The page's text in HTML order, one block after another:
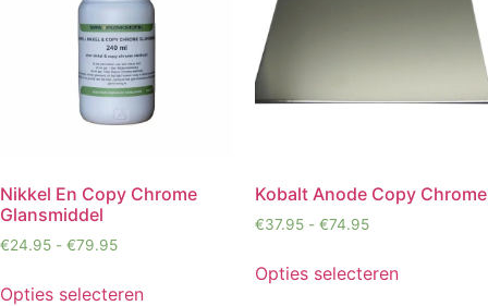
Nikkel En Copy Chrome
Glansmiddel
€24.95 - €79.95
Opties selecteren
Kobalt Anode Copy Chrome
€37.95 - €74.95
Opties selecteren